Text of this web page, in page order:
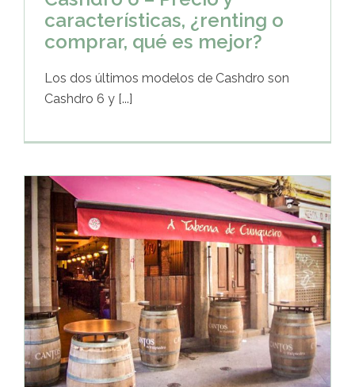
características, ¿renting o
comprar, qué es mejor?
Los dos últimos modelos de Cashdro son
Cashdro 6 y [...]